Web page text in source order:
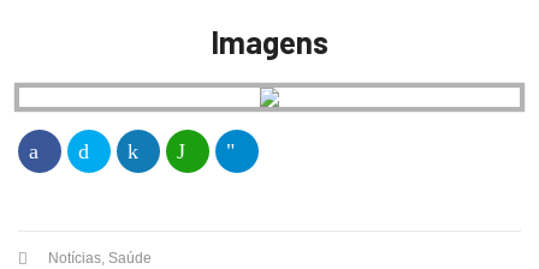
Imagens
Notícias, Saúde